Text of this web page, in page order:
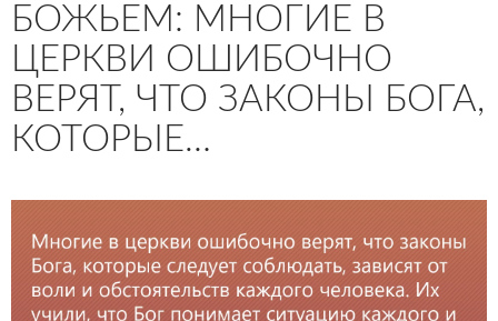
БОЖЬЕМ: МНОГИЕ В
ЦЕРКВИ ОШИБОЧНО
ВЕРЯТ, ЧТО ЗАКОНЫ БОГА,
КОТОРЫЕ…